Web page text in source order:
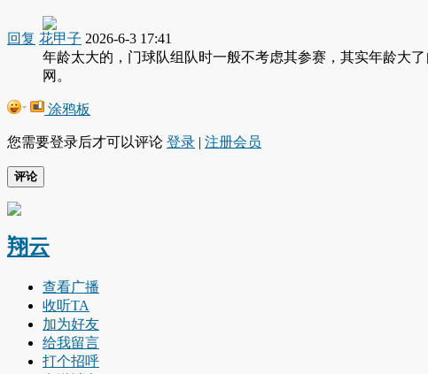
回复 花甲子 2026-6-3 17:41
年龄太大的，门球队组队时一般不考虑其参赛，其实年龄大
网。
涂鸦板
您需要登录后才可以评论 登录 | 注册会员
评论
翔云
查看广播
收听TA
加为好友
给我留言
打个招呼